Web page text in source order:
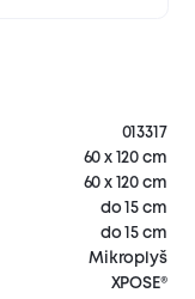
013317
60 x 120 cm
60 x 120 cm
do 15 cm
do 15 cm
Mikroplyš
XPOSE®